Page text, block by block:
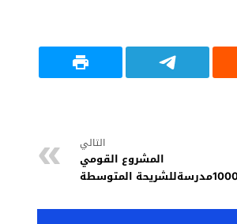
التالي
المشروع القومي